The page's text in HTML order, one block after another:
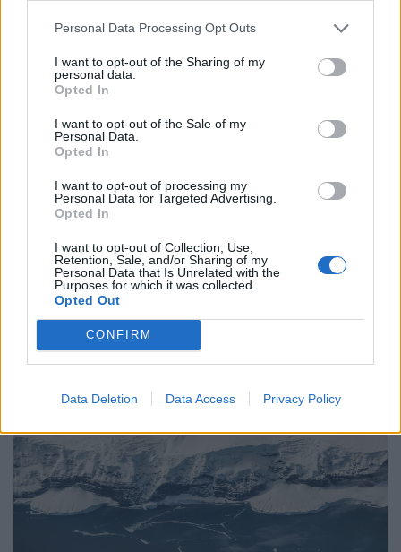
Personal Data Processing Opt Outs
I want to opt-out of the Sharing of my
personal data.
Opted In
I want to opt-out of the Sale of my
Personal Data.
Opted In
I want to opt-out of processing my
Personal Data for Targeted Advertising.
Opted In
I want to opt-out of Collection, Use,
Retention, Sale, and/or Sharing of my
Personal Data that Is Unrelated with the
Purposes for which it was collected.
Opted Out
CONFIRM
Data Deletion Data Access Privacy Policy
Newsroom
Ετικέτες :Πανσέληνος Πανσέληνος Μαΐου Φεγγάρι των Λουλουδιών
Δείτε επίσης